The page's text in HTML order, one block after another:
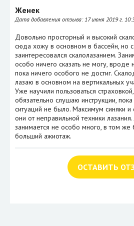
Женек
Дата добавления отзыва:17 июня 2019 г.
Довольно просторный и высокий
сюда хожу в основном в бассейн, но
заинтересовался скалолазанием.
особо ничего сказать не могу,
пока ничего особого не достиг.
лазаю в основном на вертикальных
Уже научили пользоваться
обязательно слушаю инструкции,
ситуаций не было. Максимум синяки и
они от неправильной техники
занимается не особо много, в том же
больший ажиотаж.
ОСТАВИТЬ